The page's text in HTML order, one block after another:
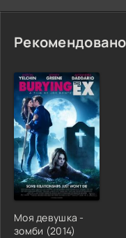
Моя девушка -
зомби (2014)